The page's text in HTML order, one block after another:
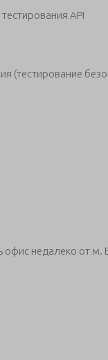
API
(тестирование
недалеко от м.